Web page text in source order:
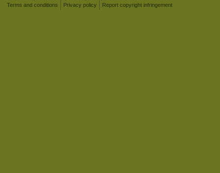
Terms and conditions
Privacy policy Report copyright infringement